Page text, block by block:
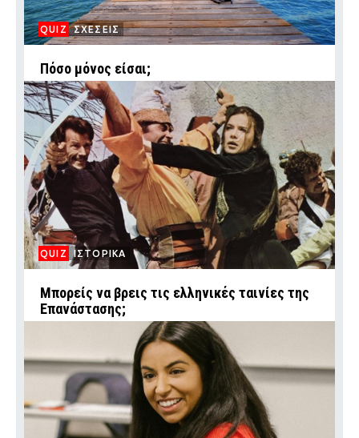
QUIZ ΣΧΕΣΕΙΣ
Πόσο μόνος είσαι;
QUIZ ΙΣΤΟΡΙΚΑ
Μπορείς να βρεις τις ελληνικές ταινίες της
Επανάστασης;